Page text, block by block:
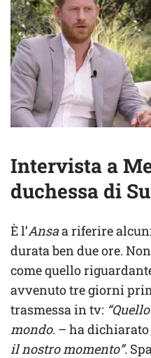
Intervista a
duchessa di
È l’Ansaa riferire
durata ben due ore.
come quello
avvenuto tre giorni
trasmessa in tv:
mondo. – ha dichiarato
il nostro momento”.